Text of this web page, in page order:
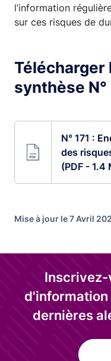
l’information
sur ces risques de
Télécharger
synthèse N°
N° 171 :
des
(PDF - 1.4
Mise à jour le 7 Avril
Inscrivez-
d'information
dernières